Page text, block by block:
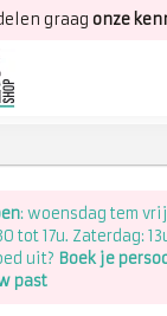
graag onze
: woensdag tem
tot 17u. Zaterdag:
uit? Boek je
past